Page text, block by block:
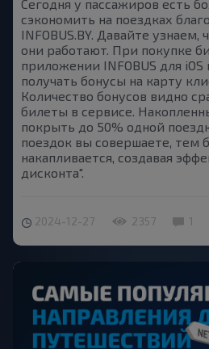
Сегодня у пассажиров есть
сэкономить на поездках
INFOBUS.BY. Давайте узнаем,
они работают. При покупке
приложении INFOBUS для
получать бонусы на карту
Количество бонусов видно
билеты в сервисе.
покрыть до 50% одной
поездок вы совершаете, тем
накапливается, создавая
дисконта".
2024-12-27 2357 1